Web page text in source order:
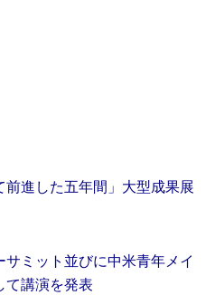
進した五年間」大型成果展
ミット並びに中米青年メイ
て講演を発表